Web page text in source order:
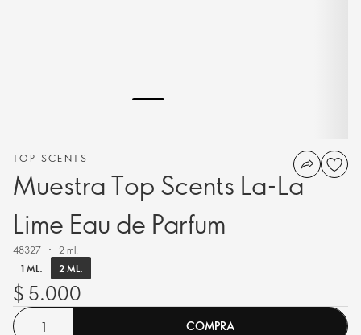
TOP SCENTS
Muestra Top Scents La-La
Lime Eau de Parfum
48327
2 ml.
1 ML.
2 ML.
$ 5.000
COMPRA